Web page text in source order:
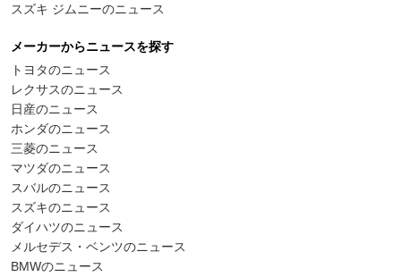
スズキ ジムニーのニュース
メーカーからニュースを探す
トヨタのニュース
レクサスのニュース
日産のニュース
ホンダのニュース
三菱のニュース
マツダのニュース
スバルのニュース
スズキのニュース
ダイハツのニュース
メルセデス・ベンツのニュース
BMWのニュース